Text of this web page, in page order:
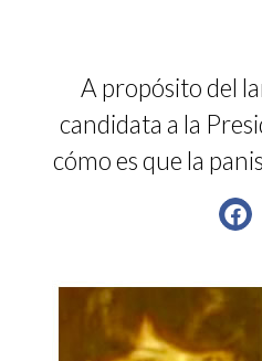
A propósito del
candidata a la
cómo es que la